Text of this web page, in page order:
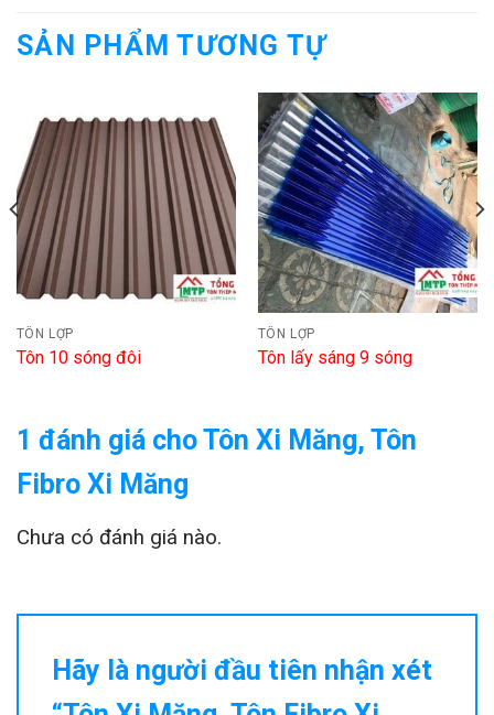
SẢN PHẨM TƯƠNG TỰ
TÔN LỢP
Tôn 10 sóng đôi
TÔN LỢP
Tôn lấy sáng 9 sóng
1 đánh giá choTôn Xi Măng, Tôn
Fibro Xi Măng
Chưa có đánh giá nào.
Hãy là người đầu tiên nhận xét